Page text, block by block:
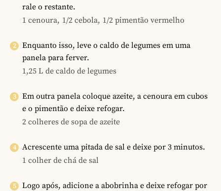
rale o restante.
1 cenoura, 1/2 cebola, 1/2 pimentão vermelho
Enquanto isso, leve o caldo de legumes em uma
panela para ferver.
1,25 L de caldo de legumes
Em outra panela coloque azeite, a cenoura em cubos
e o pimentão e deixe refogar.
2 colheres de sopa de azeite
Acrescente uma pitada de sal e deixe por 3 minutos.
1 colher de chá de sal
Logo após, adicione a abobrinha e deixe refogar por